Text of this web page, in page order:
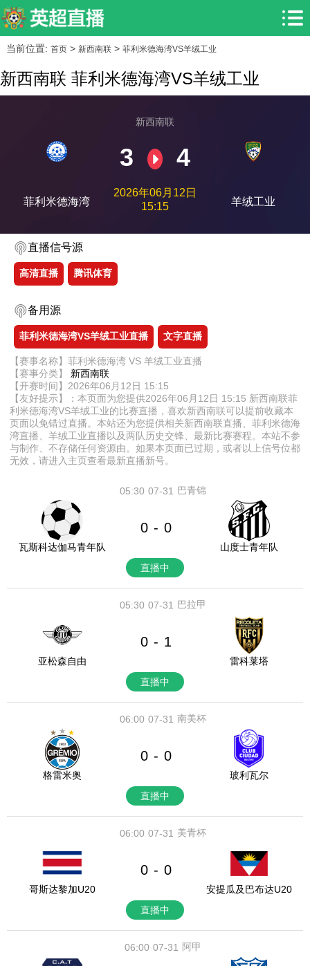
当前位置: 首页> 新西南联> 菲利米德海湾VS羊绒工业
新西南联 菲利米德海湾VS羊绒工业
菲利米德海湾
新西南联
3 4
2026年06月12日
15:15
羊绒工业
直播信号源
高清直播 腾讯体育
备用源
菲利米德海湾VS羊绒工业直播 文字直播
【赛事名称】菲利米德海湾 VS 羊绒工业直播
【赛事分类】 新西南联
【开赛时间】2026年06月12日 15:15
【友好提示】：本页面为您提供2026年06月12日 15:15 新西南联菲
利米德海湾VS羊绒工业的比赛直播，喜欢新西南联可以提前收藏本
页面以免错过直播。本站还为您提供相关新西南联直播、菲利米德海
湾直播、羊绒工业直播以及两队历史交锋、最新比赛赛程。本站不参
与制作、不存储任何资源由。如果本页面已过期，或者以上信号位都
无效，请进入主页查看最新直播新号。
07-31
05:30 巴青锦
瓦斯科达伽马青年队
0 - 0
山度士青年队
直播中
07-31
05:30 巴拉甲
亚松森自由
0 - 1
雷科莱塔
直播中
07-31
06:00 南美杯
格雷米奥
0 - 0
玻利瓦尔
直播中
07-31
06:00 美青杯
哥斯达黎加U20
0 - 0
安提瓜及巴布达U20
直播中
07-31
06:00 阿甲